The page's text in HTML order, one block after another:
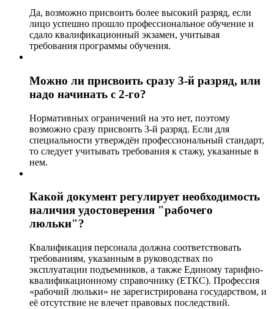
Да, возможно присвоить более высокий разряд, если
лицо успешно прошло профессиональное обучение и
сдало квалификационный экзамен, учитывая
требования программы обучения.
Можно ли присвоить сразу 3-й разряд, или
надо начинать с 2-го?
Нормативных ограничений на это нет, поэтому
возможно сразу присвоить 3-й разряд. Если для
специальности утверждён профессиональный стандарт,
то следует учитывать требования к стажу, указанные в
нем.
Какой документ регулирует необходимость
наличия удостоверения "рабочего
люльки"?
Квалификация персонала должна соответствовать
требованиям, указанным в руководствах по
эксплуатации подъемников, а также Единому тарифно-
квалификационному справочнику (ЕТКС). Профессия
«рабочий люльки» не зарегистрирована государством, и
её отсутствие не влечет правовых последствий.